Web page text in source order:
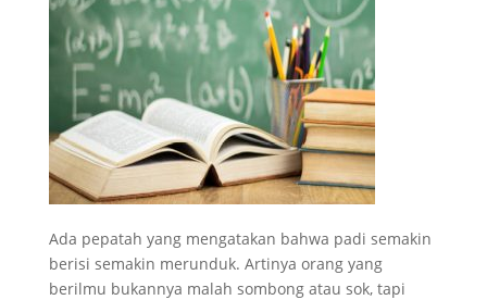
Ada pepatah yang mengatakan bahwa padi semakin
berisi semakin merunduk. Artinya orang yang
berilmu bukannya malah sombong atau sok, tapi